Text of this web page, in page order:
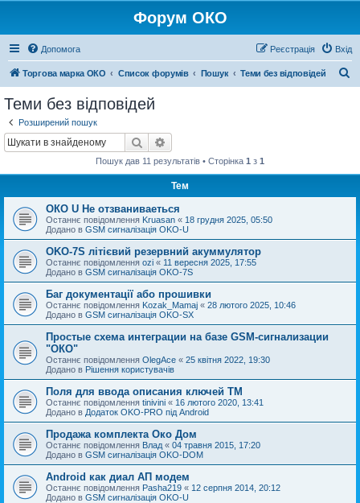
Форум ОКО
Допомога Вхід
Реєстрація
Торгова марка ОКО Список форумів Пошук Теми без відповідей
Теми без відповідей
Розширений пошук
Пошук
Пошук дав 11 результатів • Сторінка 1 з 1
Тем
ОКО U Не отзваниваеться
Останнє повідомлення Kruasan « 18 грудня 2025, 05:50
Додано в GSM сигналізація OKO-U
OKO-7S літієвий резервний акуммулятор
Останнє повідомлення ozi « 11 вересня 2025, 17:55
Додано в GSM сигналізація OKO-7S
Баг документації або прошивки
Останнє повідомлення Kozak_Mamaj « 28 лютого 2025, 10:46
Додано в GSM сигналізація OKO-SX
Простые схема интеграции на базе GSM-сигнализации
"ОКО"
Останнє повідомлення OlegAce « 25 квітня 2022, 19:30
Додано в Рішення користувачів
Поля для ввода описания ключей TM
Останнє повідомлення tinivini « 16 лютого 2020, 13:41
Додано в Додаток OKO-PRO під Android
Продажа комплекта Око Дом
Останнє повідомлення Влад « 04 травня 2015, 17:20
Додано в GSM сигналізація OKO-DOM
Android как диал АП модем
Останнє повідомлення Pasha219 « 12 серпня 2014, 20:12
Додано в GSM сигналізація OKO-U